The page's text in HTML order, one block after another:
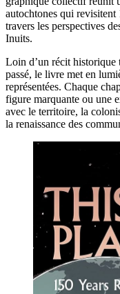
autochtones qui revisitent
travers les perspectives
Inuits.
Loin d’un récit historique
passé, le livre met en
représentées. Chaque
figure marquante ou une
avec le territoire, la
la renaissance des